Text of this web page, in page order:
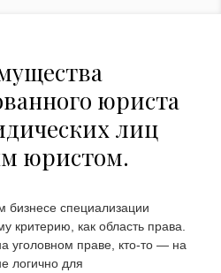
юриста
лиц
юристом.
бизнесе специализации
критерию, как область права.
уголовном праве, кто-то — на
логично для